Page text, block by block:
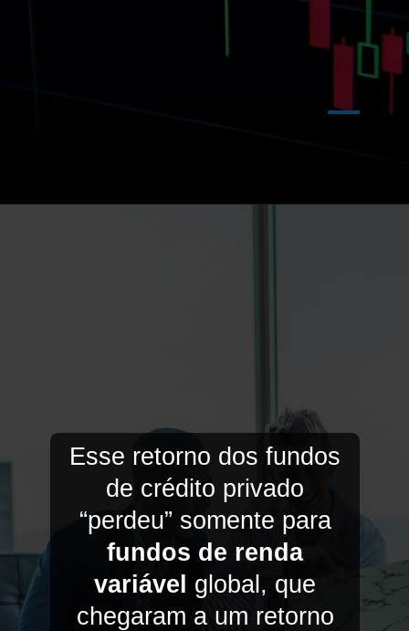
Esse retorno dos fundos
de crédito privado
“perdeu” somente para
fundos de renda
variável global, que
chegaram a um retorno